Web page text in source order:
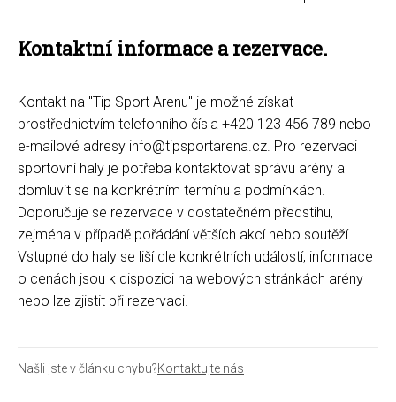
Kontaktní informace a rezervace.
Kontakt na "Tip Sport Arenu" je možné získat
prostřednictvím telefonního čísla +420 123 456 789 nebo
e-mailové adresy info@tipsportarena.cz. Pro rezervaci
sportovní haly je potřeba kontaktovat správu arény a
domluvit se na konkrétním termínu a podmínkách.
Doporučuje se rezervace v dostatečném předstihu,
zejména v případě pořádání větších akcí nebo soutěží.
Vstupné do haly se liší dle konkrétních událostí, informace
o cenách jsou k dispozici na webových stránkách arény
nebo lze zjistit při rezervaci.
Našli jste v článku chybu?Kontaktujte nás